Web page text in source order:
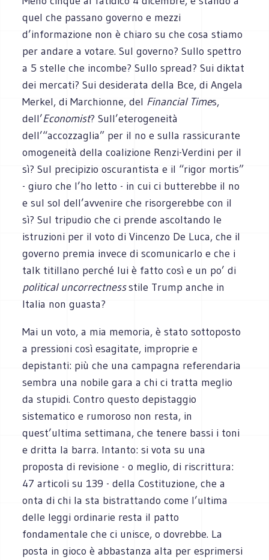
quel che passano governo e mezzi
d’informazione non è chiaro su che cosa stiamo
per andare a votare. Sul governo? Sullo spettro
a 5 stelle che incombe? Sullo spread? Sui diktat
dei mercati? Sui desiderata della Bce, di Angela
Merkel, di Marchionne, del Financial Times,
dell’Economist? Sull’eterogeneità
dell’“accozzaglia” per il no e sulla rassicurante
omogeneità della coalizione Renzi-Verdini per il
sì? Sul precipizio oscurantista e il “rigor mortis”
- giuro che l’ho letto - in cui ci butterebbe il no
e sul sol dell’avvenire che risorgerebbe con il
sì? Sul tripudio che ci prende ascoltando le
istruzioni per il voto di Vincenzo De Luca, che il
governo premia invece di scomunicarlo e che i
talk titillano perché lui è fatto così e un po’ di
political uncorrectnessstile Trump anche in
Italia non guasta?
Mai un voto, a mia memoria, è stato sottoposto
a pressioni così esagitate, improprie e
depistanti: più che una campagna referendaria
sembra una nobile gara a chi ci tratta meglio
da stupidi. Contro questo depistaggio
sistematico e rumoroso non resta, in
quest’ultima settimana, che tenere bassi i toni
e dritta la barra. Intanto: si vota su una
proposta di revisione - o meglio, di riscrittura:
47 articoli su 139 - della Costituzione, che a
onta di chi la sta bistrattando come l’ultima
delle leggi ordinarie resta il patto
fondamentale che ci unisce, o dovrebbe. La
posta in gioco è abbastanza alta per esprimersi